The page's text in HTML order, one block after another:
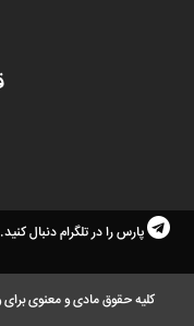
پارس را در تلگرام دنبال کنید.
کلیه حقوق مادی و معنوی